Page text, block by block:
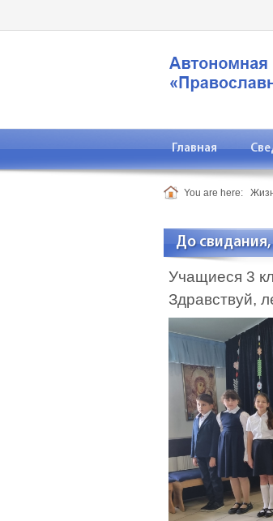
Главная
You are here:
До свидания,
Учащиеся 3
Здравствуй,